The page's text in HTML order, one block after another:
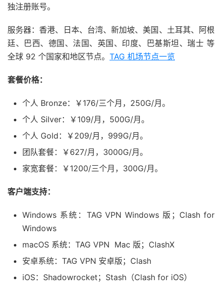
独注册账号。
服务器：香港、日本、台湾、新加坡、美国、土耳其、阿根
廷、巴西、德国、法国、英国、印度、巴基斯坦、瑞士 等
全球 92 个国家和地区节点。 TAG 机场节点一览
套餐价格：
个人 Bronze：￥176/三个月，250G/月。
个人 Silver：￥109/月，500G/月。
个人 Gold：￥209/月，999G/月。
团队套餐：￥627/月，3000G/月。
家宽套餐：￥1200/三个月，300G/月。
客户端支持：
Windows 系统：TAG VPN Windows 版；Clash for
Windows
macOS 系统：TAG VPN Mac 版；ClashX
安卓系统：TAG VPN 安卓版；Clash
iOS：Shadowrocket；Stash（Clash for iOS）